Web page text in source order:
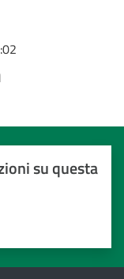
su questa